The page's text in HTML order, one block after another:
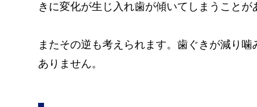
きに変化が生じ入れ歯が傾いてしまうことが
またその逆も考えられます。歯ぐきが減り
ありません。